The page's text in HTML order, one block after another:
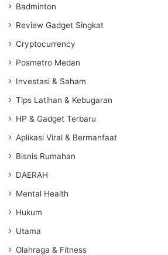
Badminton
Review Gadget Singkat
Cryptocurrency
Posmetro Medan
Investasi & Saham
Tips Latihan & Kebugaran
HP & Gadget Terbaru
Aplikasi Viral & Bermanfaat
Bisnis Rumahan
DAERAH
Mental Health
Hukum
Utama
Olahraga & Fitness